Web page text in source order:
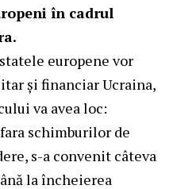
în cadrul
europene vor
și financiar Ucraina,
va avea loc:
schimburilor de
s-a convenit câteva
la încheierea